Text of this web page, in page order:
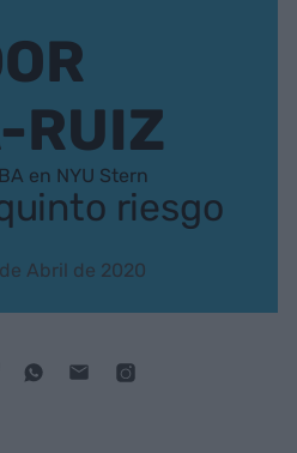
RUIZ
en NYU Stern
riesgo
Abril de 2020